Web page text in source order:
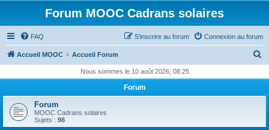
Forum MOOC Cadrans solaires
FAQ Connexion au forum
S’inscrire au forum
Accueil MOOC Accueil Forum
h
r
Nous sommes le 10 août 2026, 08:25
Forum
Forum
MOOC Cadrans solaires
Sujets : 98